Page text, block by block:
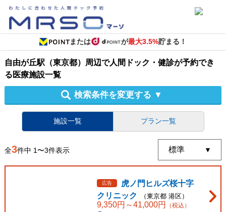
または が最大3.5%貯まる！
自由が丘駅（東京都）周辺で人間ドック・健診が予約でき
る医療施設一覧
検索条件を変更する ▼
施設一覧 プラン一覧
全3件中 1〜3件表示
広告
虎ノ門ヒルズ桜十字
クリニック
（東京都 港区）
9,350円～41,000円 （税込）